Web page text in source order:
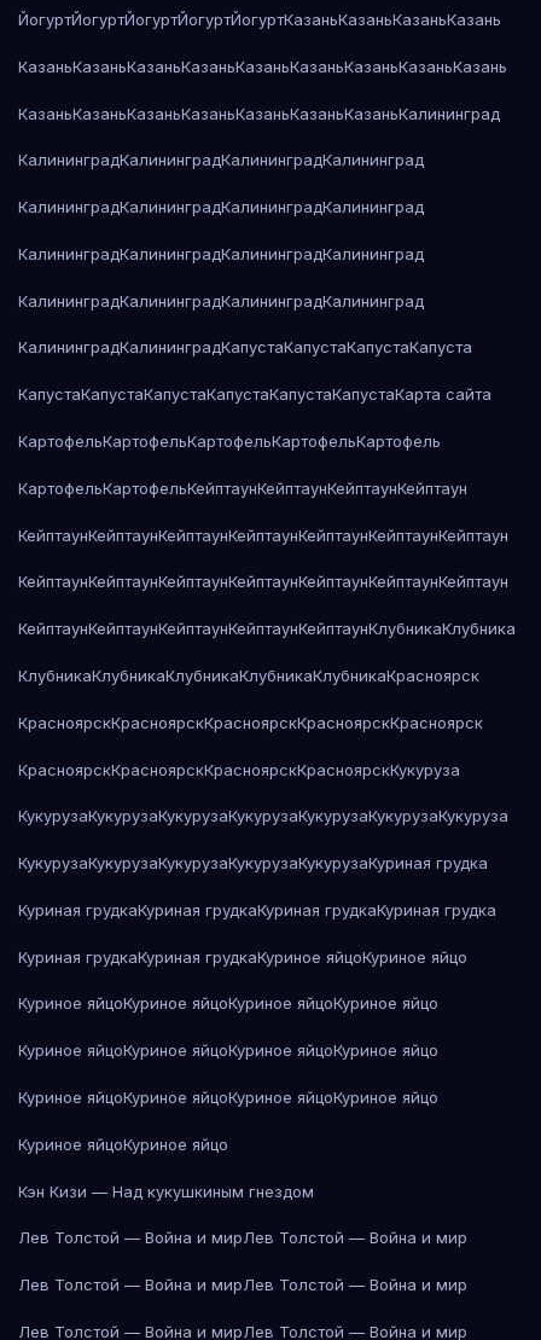
ЙогуртЙогуртЙогуртЙогуртЙогуртКазаньКазаньКазаньКазань
КазаньКазаньКазаньКазаньКазаньКазаньКазаньКазаньКазань
КазаньКазаньКазаньКазаньКазаньКазаньКазаньКалининград
КалининградКалининградКалининградКалининград
КалининградКалининградКалининградКалининград
КалининградКалининградКалининградКалининград
КалининградКалининградКалининградКалининград
КалининградКалининградКапустаКапустаКапустаКапуста
КапустаКапустаКапустаКапустаКапустаКапустаКарта сайта
КартофельКартофельКартофельКартофельКартофель
КартофельКартофельКейптаунКейптаунКейптаунКейптаун
КейптаунКейптаунКейптаунКейптаунКейптаунКейптаунКейптаун
КейптаунКейптаунКейптаунКейптаунКейптаунКейптаунКейптаун
КейптаунКейптаунКейптаунКейптаунКейптаунКлубникаКлубника
КлубникаКлубникаКлубникаКлубникаКлубникаКрасноярск
КрасноярскКрасноярскКрасноярскКрасноярскКрасноярск
КрасноярскКрасноярскКрасноярскКрасноярскКукуруза
КукурузаКукурузаКукурузаКукурузаКукурузаКукурузаКукуруза
КукурузаКукурузаКукурузаКукурузаКукурузаКуриная грудка
Куриная грудкаКуриная грудкаКуриная грудкаКуриная грудка
Куриная грудкаКуриная грудкаКуриное яйцоКуриное яйцо
Куриное яйцоКуриное яйцоКуриное яйцоКуриное яйцо
Куриное яйцоКуриное яйцоКуриное яйцоКуриное яйцо
Куриное яйцоКуриное яйцоКуриное яйцоКуриное яйцо
Куриное яйцоКуриное яйцо
Кэн Кизи — Над кукушкиным гнездом
Лев Толстой — Война и мирЛев Толстой — Война и мир
Лев Толстой — Война и мирЛев Толстой — Война и мир
Лев Толстой — Война и мирЛев Толстой — Война и мир